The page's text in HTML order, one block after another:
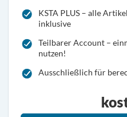
KSTA PLUS – alle
inklusive
Teilbarer Account –
nutzen!
Ausschließlich für